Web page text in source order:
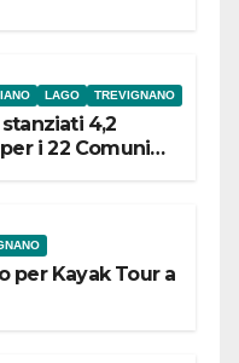
LAGO TREVIGNANO
4,2
i 22 Comuni
per Kayak Tour a